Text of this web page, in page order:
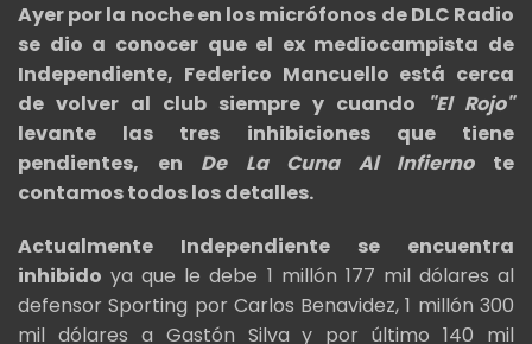
Ayer por la noche en los micrófonos de DLC Radio
se dio a conocer que el ex mediocampista de
Independiente, Federico Mancuello está cerca
de volver al club siempre y cuando
"El Rojo"
levante las tres inhibiciones que tiene
pendientes, en De La Cuna Al Infiernote
contamos todos los detalles.
Actualmente Independiente se encuentra
inhibido ya que le debe 1 millón 177 mil dólares al
defensor Sporting por Carlos Benavidez, 1 millón 300
mil dólares a Gastón Silva y por último 140 mil